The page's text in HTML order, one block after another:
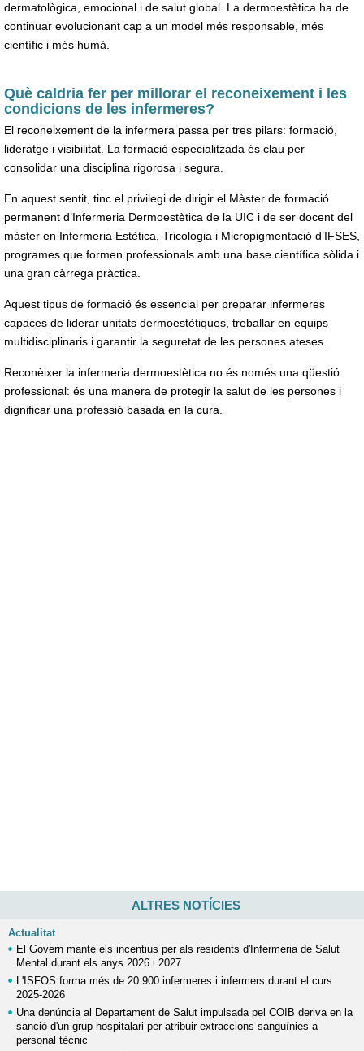
dermatològica, emocional i de salut global. La dermoestètica ha de
continuar evolucionant cap a un model més responsable, més
científic i més humà.
Què caldria fer per millorar el reconeixement i les
condicions de les infermeres?
El reconeixement de la infermera passa per tres pilars: formació,
lideratge i visibilitat. La formació especialitzada és clau per
consolidar una disciplina rigorosa i segura.
En aquest sentit, tinc el privilegi de dirigir el Màster de formació
permanent d’Infermeria Dermoestètica de la UIC i de ser docent del
màster en Infermeria Estètica, Tricologia i Micropigmentació d’IFSES,
programes que formen professionals amb una base científica sòlida i
una gran càrrega pràctica.
Aquest tipus de formació és essencial per preparar infermeres
capaces de liderar unitats dermoestètiques, treballar en equips
multidisciplinaris i garantir la seguretat de les persones ateses.
Reconèixer la infermeria dermoestètica no és només una qüestió
professional: és una manera de protegir la salut de les persones i
dignificar una professió basada en la cura.
ALTRES NOTÍCIES
Actualitat
El Govern manté els incentius per als residents d'Infermeria de Salut
Mental durant els anys 2026 i 2027
L'ISFOS forma més de 20.900 infermeres i infermers durant el curs
2025-2026
Una denúncia al Departament de Salut impulsada pel COIB deriva en la
sanció d'un grup hospitalari per atribuir extraccions sanguínies a
personal tècnic